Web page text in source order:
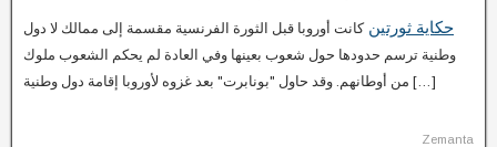
حكاية ثورتين كانت أوروبا قبل الثورة الفرنسية مقسمة إلى ممالك لا دول
وطنية ترسم حدودها حول شعوب بعينها وفي العادة لم يحكم الشعوب ملوك
من أوطانهم. وقد حاول "بونابرت" بعد غزوه لأوروبا إقامة دول وطنية […]
Zemanta